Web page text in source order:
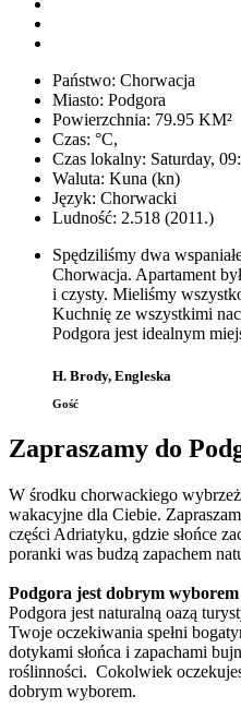
Państwo: Chorwacja
Miasto: Podgora
Powierzchnia: 79.95 KM²
Czas: °C,
Czas lokalny: Saturday,
Waluta: Kuna (kn)
Język: Chorwacki
Ludność: 2.518 (2011.)
Spędziliśmy dwa
Chorwacja. Apartament
i czysty. Mieliśmy
Kuchnię ze wszystkimi
Podgora jest idealnym
H. Brody, Engleska
Gość
Zapraszamy do
W środku chorwackiego
wakacyjne dla Ciebie.
części Adriatyku, gdzie słońce
poranki was budzą zapachem
Podgora jest dobrym wyborem
Podgora jest naturalną oazą
Twoje oczekiwania spełni
dotykami słońca i zapachami
roślinności. Cokolwiek
dobrym wyborem.